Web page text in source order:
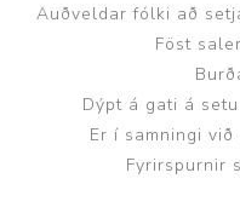
Auðveldar fólki að
Föst
Dýpt á gati á
Er í samningi
Fyrirspurnir